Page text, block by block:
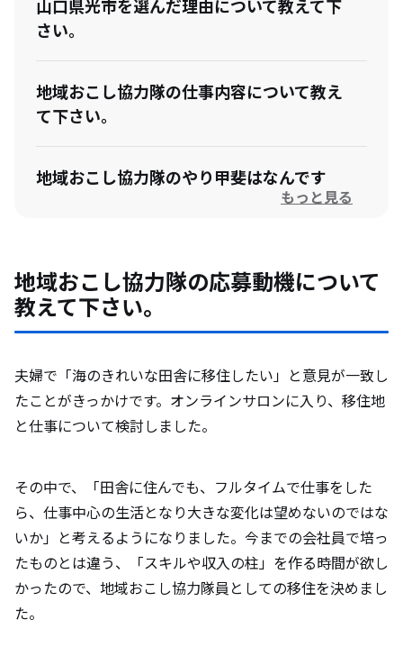
山口県光市を選んだ理由について教えて下
さい。
地域おこし協力隊の仕事内容について教え
て下さい。
地域おこし協力隊のやり甲斐はなんです
とを教えて下さい。
い。
光市の住民と触れ合った際の印象と、エピ
光市伊保木（いおき）地区の魅力について
教えて下さい。（自然やグルメ、オススメ
スポットなど）
もっと見る
地域おこし協力隊の応募動機について
教えて下さい。
夫婦で「海のきれいな田舎に移住したい」と意見が一致し
たことがきっかけです。オンラインサロンに入り、移住地
と仕事について検討しました。
その中で、「田舎に住んでも、フルタイムで仕事をした
ら、仕事中心の生活となり大きな変化は望めないのではな
いか」と考えるようになりました。今までの会社員で培っ
たものとは違う、「スキルや収入の柱」を作る時間が欲し
かったので、地域おこし協力隊員としての移住を決めまし
た。